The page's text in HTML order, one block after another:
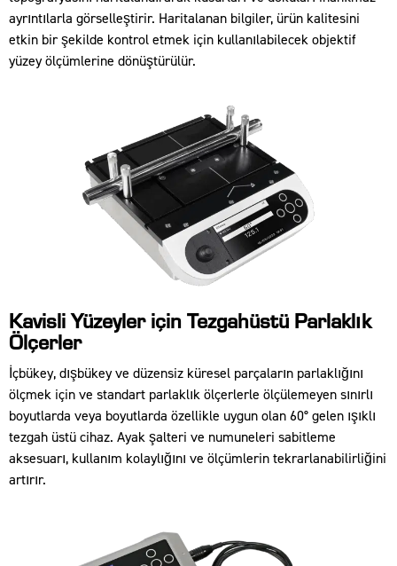
ayrıntılarla görselleştirir. Haritalanan bilgiler, ürün kalitesini
etkin bir şekilde kontrol etmek için kullanılabilecek objektif
yüzey ölçümlerine dönüştürülür.
Kavisli Yüzeyler için Tezgahüstü Parlaklık
Ölçerler
İçbükey, dışbükey ve düzensiz küresel parçaların parlaklığını
ölçmek için ve standart parlaklık ölçerlerle ölçülemeyen sınırlı
boyutlarda veya boyutlarda özellikle uygun olan 60° gelen ışıklı
tezgah üstü cihaz. Ayak şalteri ve numuneleri sabitleme
aksesuarı, kullanım kolaylığını ve ölçümlerin tekrarlanabilirliğini
artırır.